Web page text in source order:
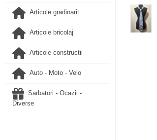
Articole gradinarit
Articole bricolaj
Articole constructii
Auto - Moto - Velo
Sarbatori - Ocazii -
Diverse